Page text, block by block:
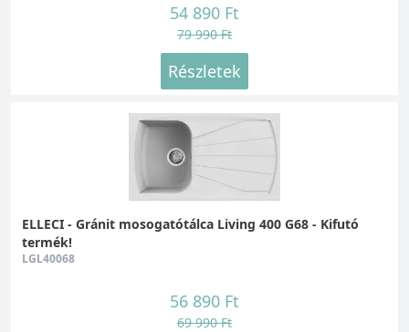
54 890 Ft
79 990 Ft
Részletek
ELLECI - Gránit mosogatótálca Living 400 G68 - Kifutó
termék!
LGL40068
56 890 Ft
69 990 Ft